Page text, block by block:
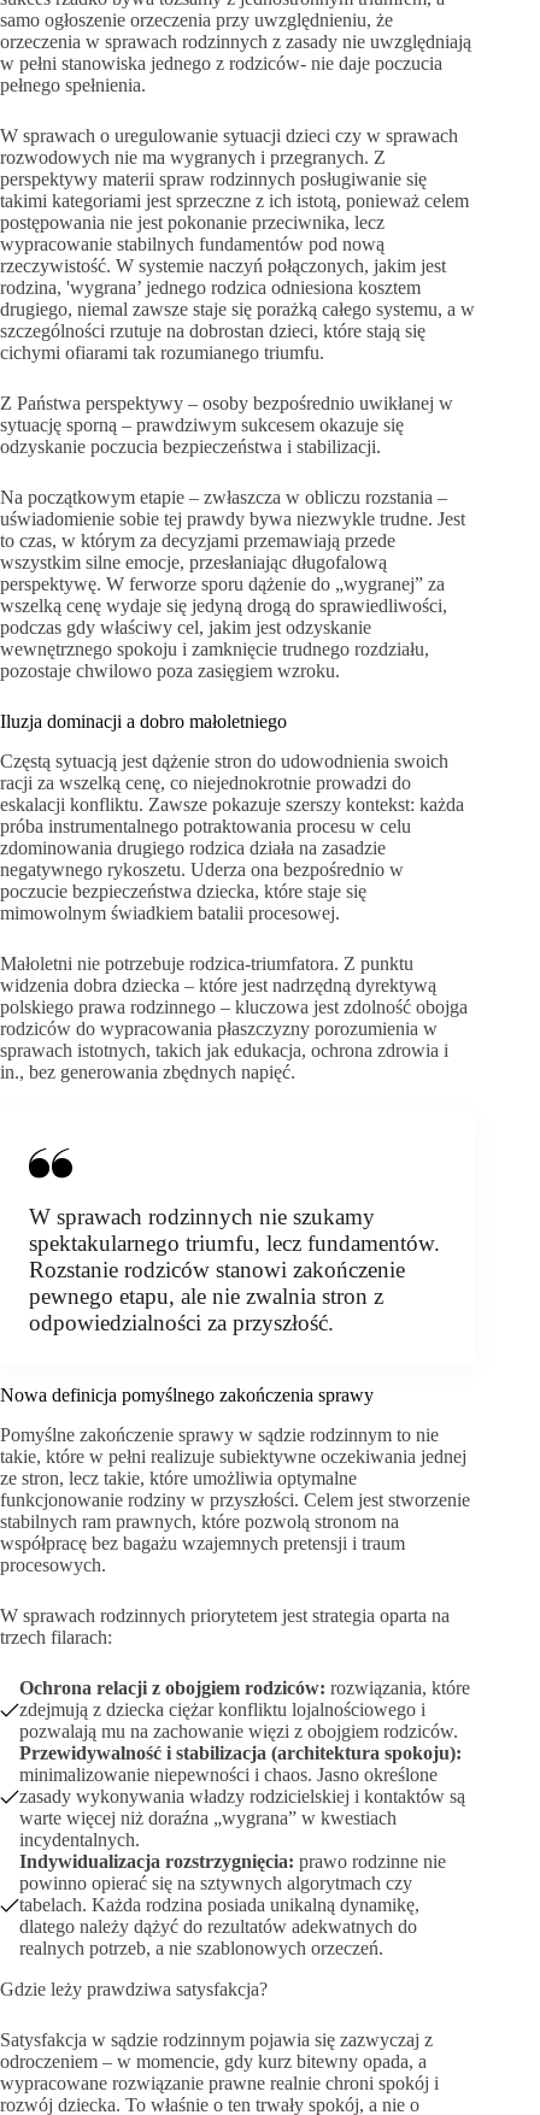
samo ogłoszenie orzeczenia przy uwzględnieniu, że
orzeczenia w sprawach rodzinnych z zasady nie uwzględniają
w pełni stanowiska jednego z rodziców- nie daje poczucia
pełnego spełnienia.
W sprawach o uregulowanie sytuacji dzieci czy w sprawach
rozwodowych nie ma wygranych i przegranych. Z
perspektywy materii spraw rodzinnych posługiwanie się
takimi kategoriami jest sprzeczne z ich istotą, ponieważ celem
postępowania nie jest pokonanie przeciwnika, lecz
wypracowanie stabilnych fundamentów pod nową
rzeczywistość. W systemie naczyń połączonych, jakim jest
rodzina, 'wygrana’ jednego rodzica odniesiona kosztem
drugiego, niemal zawsze staje się porażką całego systemu, a w
szczególności rzutuje na dobrostan dzieci, które stają się
cichymi ofiarami tak rozumianego triumfu.
Z Państwa perspektywy – osoby bezpośrednio uwikłanej w
sytuację sporną – prawdziwym sukcesem okazuje się
odzyskanie poczucia bezpieczeństwa i stabilizacji.
Na początkowym etapie – zwłaszcza w obliczu rozstania –
uświadomienie sobie tej prawdy bywa niezwykle trudne. Jest
to czas, w którym za decyzjami przemawiają przede
wszystkim silne emocje, przesłaniając długofalową
perspektywę. W ferworze sporu dążenie do „wygranej” za
wszelką cenę wydaje się jedyną drogą do sprawiedliwości,
podczas gdy właściwy cel, jakim jest odzyskanie
wewnętrznego spokoju i zamknięcie trudnego rozdziału,
pozostaje chwilowo poza zasięgiem wzroku.
Iluzja dominacji a dobro małoletniego
Częstą sytuacją jest dążenie stron do udowodnienia swoich
racji za wszelką cenę, co niejednokrotnie prowadzi do
eskalacji konfliktu. Zawsze pokazuje szerszy kontekst: każda
próba instrumentalnego potraktowania procesu w celu
zdominowania drugiego rodzica działa na zasadzie
negatywnego rykoszetu. Uderza ona bezpośrednio w
poczucie bezpieczeństwa dziecka, które staje się
mimowolnym świadkiem batalii procesowej.
Małoletni nie potrzebuje rodzica-triumfatora. Z punktu
widzenia dobra dziecka – które jest nadrzędną dyrektywą
polskiego prawa rodzinnego – kluczowa jest zdolność obojga
rodziców do wypracowania płaszczyzny porozumienia w
sprawach istotnych, takich jak edukacja, ochrona zdrowia i
in., bez generowania zbędnych napięć.
W sprawach rodzinnych nie szukamy
spektakularnego triumfu, lecz fundamentów.
Rozstanie rodziców stanowi zakończenie
pewnego etapu, ale nie zwalnia stron z
odpowiedzialności za przyszłość.
Nowa definicja pomyślnego zakończenia sprawy
Pomyślne zakończenie sprawy w sądzie rodzinnym to nie
takie, które w pełni realizuje subiektywne oczekiwania jednej
ze stron, lecz takie, które umożliwia optymalne
funkcjonowanie rodziny w przyszłości. Celem jest stworzenie
stabilnych ram prawnych, które pozwolą stronom na
współpracę bez bagażu wzajemnych pretensji i traum
procesowych.
W sprawach rodzinnych priorytetem jest strategia oparta na
trzech filarach:
Ochrona relacji z obojgiem rodziców: rozwiązania, które
zdejmują z dziecka ciężar konfliktu lojalnościowego i
pozwalają mu na zachowanie więzi z obojgiem rodziców.
Przewidywalność i stabilizacja (architektura spokoju):
minimalizowanie niepewności i chaos. Jasno określone
zasady wykonywania władzy rodzicielskiej i kontaktów są
warte więcej niż doraźna „wygrana” w kwestiach
incydentalnych.
Indywidualizacja rozstrzygnięcia: prawo rodzinne nie
powinno opierać się na sztywnych algorytmach czy
tabelach. Każda rodzina posiada unikalną dynamikę,
dlatego należy dążyć do rezultatów adekwatnych do
realnych potrzeb, a nie szablonowych orzeczeń.
Gdzie leży prawdziwa satysfakcja?
Satysfakcja w sądzie rodzinnym pojawia się zazwyczaj z
odroczeniem – w momencie, gdy kurz bitewny opada, a
wypracowane rozwiązanie prawne realnie chroni spokój i
rozwój dziecka. To właśnie o ten trwały spokój, a nie o